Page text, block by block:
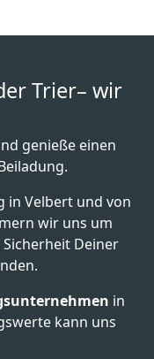
Trier– wir
genieße einen
in Velbert und von
wir uns um
Deiner
in
kann uns